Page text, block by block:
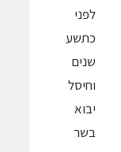
לפני
כתשע
שנים
וחיסל
יבוא
בשר